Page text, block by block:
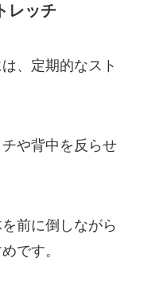
レッチ
、定期的なスト
や背中を反らせ
前に倒しながら
です。